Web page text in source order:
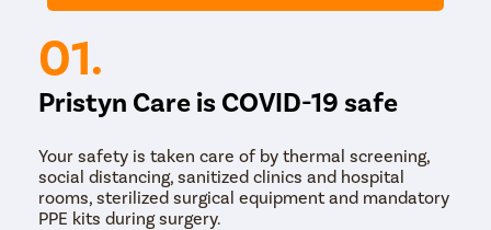
01.
Pristyn Care is COVID-19 safe
Your safety is taken care of by thermal screening,
social distancing, sanitized clinics and hospital
rooms, sterilized surgical equipment and mandatory
PPE kits during surgery.